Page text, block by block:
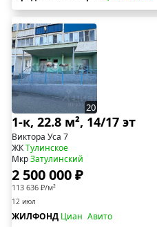
20
1-к, 22.8 м², 14/17 эт
Виктора Уса 7
ЖКТулинское
МкрЗатулинский
2 500 000 ₽
113 636 ₽/м²
12 июл
ЖИЛФОНД Циан Авито